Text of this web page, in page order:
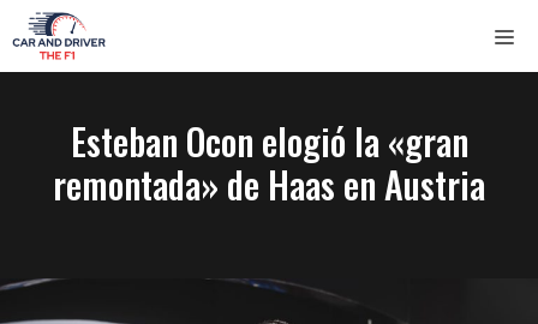
Saltar
al
contenido
Esteban Ocon elogió la «gran
remontada» de Haas en Austria